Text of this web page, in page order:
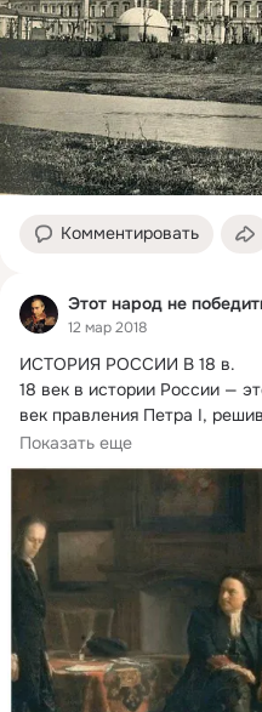
Комментировать
Этот народ не
12 мар 2018
ИСТОРИЯ РОССИИ В 18 в.
18 век в истории России —
век правления Петра I,
изменить Россию.
Показать еще